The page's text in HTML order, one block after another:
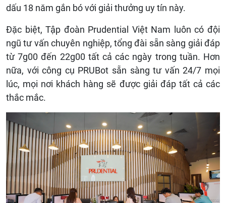
dấu 18 năm gắn bó với giải thưởng uy tín này.
Đặc biệt, Tập đoàn Prudential Việt Nam luôn có đội
ngũ tư vấn chuyên nghiệp, tổng đài sẵn sàng giải đáp
từ 7g00 đến 22g00 tất cả các ngày trong tuần. Hơn
nữa, với công cụ PRUBot sẵn sàng tư vấn 24/7 mọi
lúc, mọi nơi khách hàng sẽ được giải đáp tất cả các
thắc mắc.